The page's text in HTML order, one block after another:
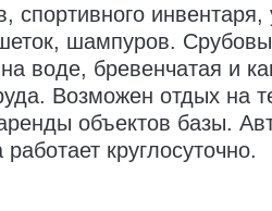
спортивного
шампуров.
воде, бревенчатая и
Возможен отдых на
объектов базы.
круглосуточно.